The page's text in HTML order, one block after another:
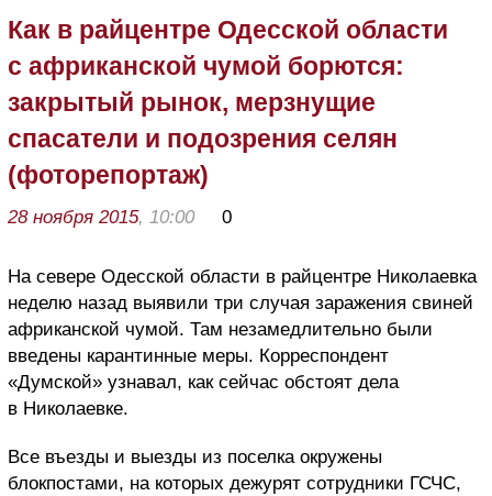
Как в райцентре Одесской области
с африканской чумой борются:
закрытый рынок, мерзнущие
спасатели и подозрения селян
(фоторепортаж)
28 ноября 2015, 10:00 0
На севере Одесской области в райцентре Николаевка
неделю назад выявили три случая заражения свиней
африканской чумой. Там незамедлительно были
введены карантинные меры. Корреспондент
«Думской» узнавал, как сейчас обстоят дела
в Николаевке.
Все въезды и выезды из поселка окружены
блокпостами, на которых дежурят сотрудники ГСЧС,